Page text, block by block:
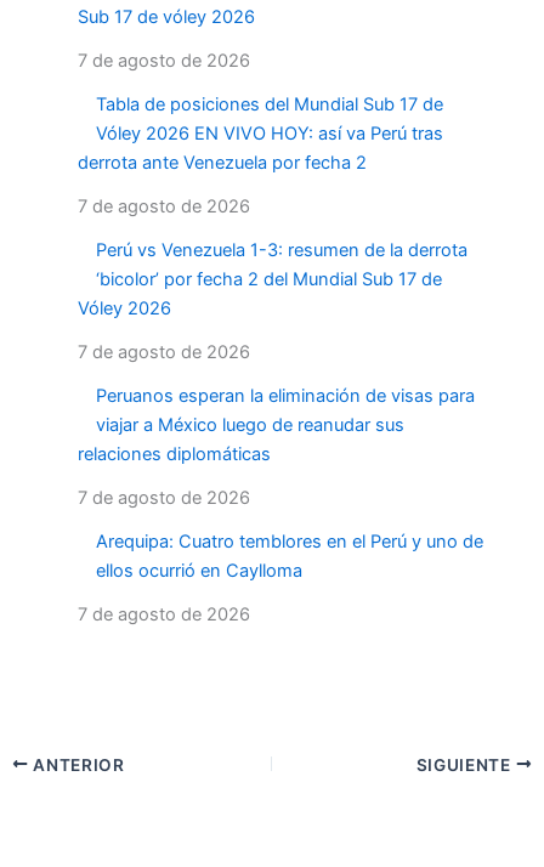
Sub 17 de vóley 2026
7 de agosto de 2026
Tabla de posiciones del Mundial Sub 17 de
Vóley 2026 EN VIVO HOY: así va Perú tras
derrota ante Venezuela por fecha 2
7 de agosto de 2026
Perú vs Venezuela 1-3: resumen de la derrota
‘bicolor’ por fecha 2 del Mundial Sub 17 de
Vóley 2026
7 de agosto de 2026
Peruanos esperan la eliminación de visas para
viajar a México luego de reanudar sus
relaciones diplomáticas
7 de agosto de 2026
Arequipa: Cuatro temblores en el Perú y uno de
ellos ocurrió en Caylloma
7 de agosto de 2026
ANTERIOR SIGUIENTE